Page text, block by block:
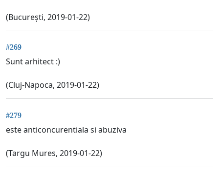
(București, 2019-01-22)
#269
Sunt arhitect :)
(Cluj-Napoca, 2019-01-22)
#279
este anticoncurentiala si abuziva
(Targu Mures, 2019-01-22)